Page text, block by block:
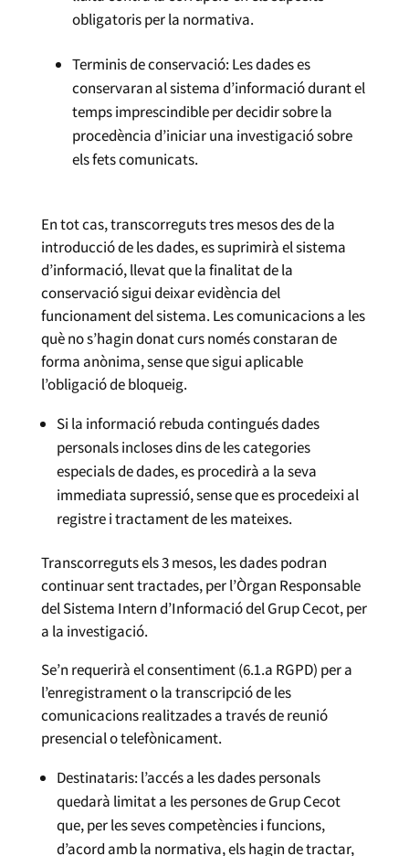
obligatoris per la normativa.
Terminis de conservació: Les dades es
conservaran al sistema d’informació durant el
temps imprescindible per decidir sobre la
procedència d’iniciar una investigació sobre
els fets comunicats.
En tot cas, transcorreguts tres mesos des de la
introducció de les dades, es suprimirà el sistema
d’informació, llevat que la finalitat de la
conservació sigui deixar evidència del
funcionament del sistema. Les comunicacions a les
què no s’hagin donat curs només constaran de
forma anònima, sense que sigui aplicable
l’obligació de bloqueig.
Si la informació rebuda contingués dades
personals incloses dins de les categories
especials de dades, es procedirà a la seva
immediata supressió, sense que es procedeixi al
registre i tractament de les mateixes.
Transcorreguts els 3 mesos, les dades podran
continuar sent tractades, per l’Òrgan Responsable
del Sistema Intern d’Informació del Grup Cecot, per
a la investigació.
Se’n requerirà el consentiment (6.1.a RGPD) per a
l’enregistrament o la transcripció de les
comunicacions realitzades a través de reunió
presencial o telefònicament.
Destinataris: l’accés a les dades personals
quedarà limitat a les persones de Grup Cecot
que, per les seves competències i funcions,
d’acord amb la normativa, els hagin de tractar,